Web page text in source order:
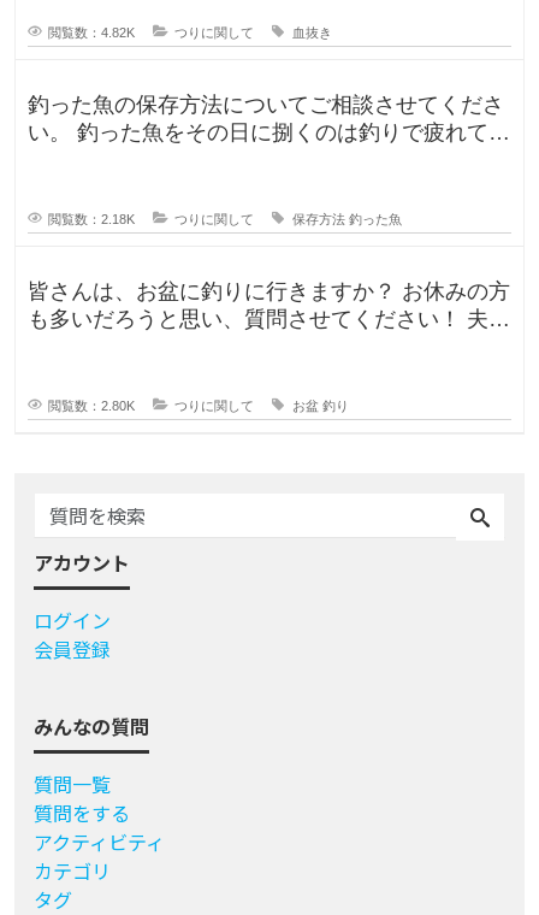
閲覧数：4.82K つりに関して 血抜き
釣った魚の保存方法についてご相談させてくださ
い。 釣った魚をその日に捌くのは釣りで疲れてい
閲覧数：2.18K つりに関して 保存方法 釣った魚
皆さんは、お盆に釣りに行きますか？ お休みの方
も多いだろうと思い、質問させてください！ 夫曰
閲覧数：2.80K つりに関して お盆 釣り
アカウント
ログイン
会員登録
みんなの質問
質問一覧
質問をする
アクティビティ
カテゴリ
タグ